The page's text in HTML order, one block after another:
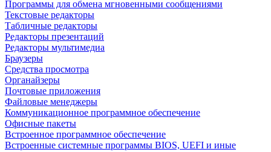
Программы для обмена мгновенными сообщениями
Текстовые редакторы
Табличные редакторы
Редакторы презентаций
Редакторы мультимедиа
Браузеры
Средства просмотра
Органайзеры
Почтовые приложения
Файловые менеджеры
Коммуникационное программное обеспечение
Офисные пакеты
Встроенное программное обеспечение
Встроенные системные программы BIOS, UEFI и иные